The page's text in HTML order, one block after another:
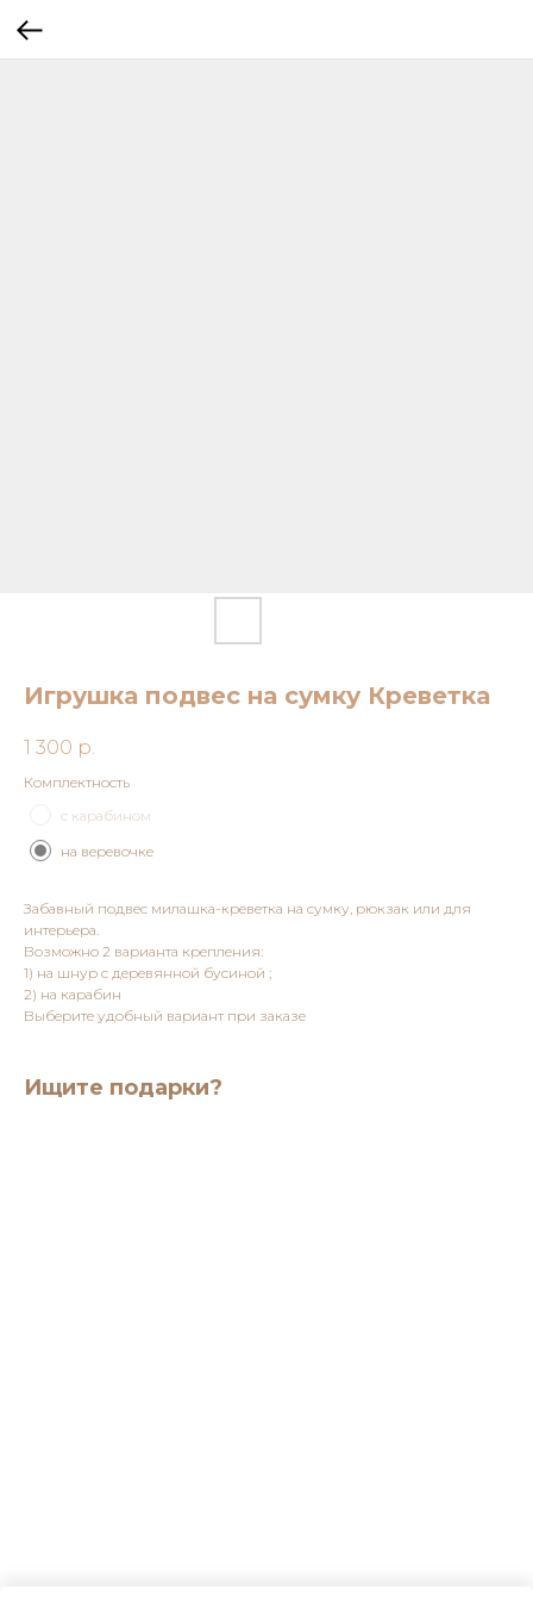
Игрушка подвес на сумку Креветка
1 300 р.
Комплектность
с карабином
на веревочке
Забавный подвес милашка-креветка на сумку, рюкзак или для
интерьера.
Возможно 2 варианта крепления:
1) на шнур с деревянной бусиной ;
2) на карабин
Выберите удобный вариант при заказе
Ищите подарки?